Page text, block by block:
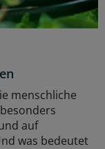
menschliche
auf
was bedeutet